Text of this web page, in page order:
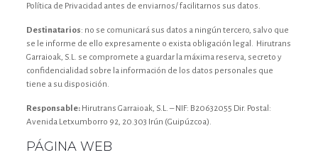
Política de Privacidad antes de enviarnos/ facilitarnos sus datos.
Destinatarios: no se comunicará sus datos a ningún tercero, salvo que
se le informe de ello expresamente o exista obligación legal. Hirutrans
Garraioak, S.L. se compromete a guardar la máxima reserva, secreto y
confidencialidad sobre la información de los datos personales que
tiene a su disposición.
Responsable:Hirutrans Garraioak, S.L. – NIF: B20632055 Dir. Postal:
Avenida Letxumborro 92, 20.303 Irún (Guipúzcoa).
PÁGINA WEB